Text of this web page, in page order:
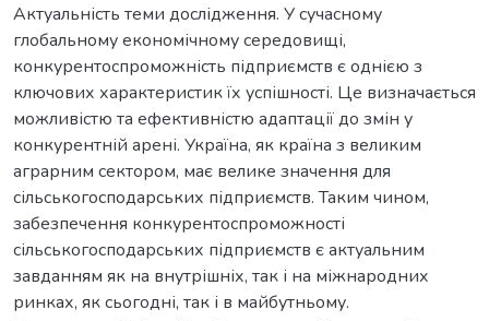
Актуальність теми дослідження. У сучасному
глобальному економічному середовищі,
конкурентоспроможність підприємств є однією з
ключових характеристик їх успішності. Це визначається
можливістю та ефективністю адаптації до змін у
конкурентній арені. Україна, як країна з великим
аграрним сектором, має велике значення для
сільськогосподарських підприємств. Таким чином,
забезпечення конкурентоспроможності
сільськогосподарських підприємств є актуальним
завданням як на внутрішніх, так і на міжнародних
ринках, як сьогодні, так і в майбутньому.